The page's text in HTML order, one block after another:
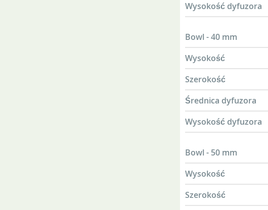
Wysokość dyfuzora
Bowl - 40 mm
Wysokość
Szerokość
Średnica dyfuzora
Wysokość dyfuzora
Bowl - 50 mm
Wysokość
Szerokość